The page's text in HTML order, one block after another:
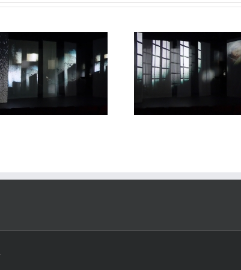
Lune de loups#17 lune de loup#16